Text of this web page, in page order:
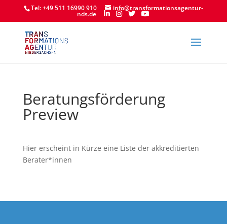
Tel: +49 511 16990 910 info@transformationsagentur-
nds.de
Beratungsförderung
Preview
Hier erscheint in Kürze eine Liste der akkreditierten
Berater*innen